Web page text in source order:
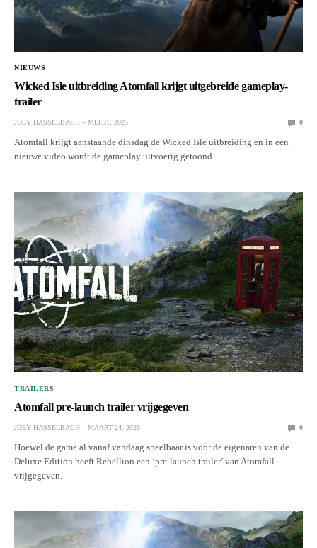
NIEUWS
Wicked Isle uitbreiding Atomfall krijgt uitgebreide gameplay-
trailer
JOEY HASSELBACH MEI 31, 2025 0
Atomfall krijgt aanstaande dinsdag de Wicked Isle uitbreiding en in een
nieuwe video wordt de gameplay uitvoerig getoond.
TRAILERS
Atomfall pre-launch trailer vrijgegeven
JOEY HASSELBACH MAART 24, 2025 0
Hoewel de game al vanaf vandaag speelbaar is voor de eigenaren van de
Deluxe Edition heeft Rebellion een ‘pre-launch trailer’ van Atomfall
vrijgegeven.